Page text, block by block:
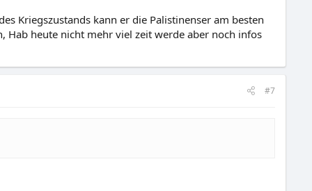
Kriegszustands kann er die Palistinenser am besten
heute nicht mehr viel zeit werde aber noch infos
#7